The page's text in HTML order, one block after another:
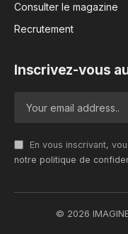
Par Cyrille Djami
fondateur de
Introduction à
L’attractivité
territoire à attirer